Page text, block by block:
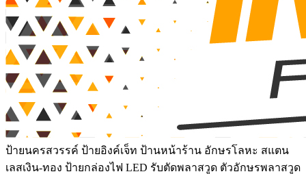
ป้ายนครสวรรค์ ป้ายอิงค์เจ็ท ป้านหน้าร้าน อักษรโลหะ สแตน
เลสเงิน-ทอง ป้ายกล่องไฟ LED รับตัดพลาสวูด ตัวอักษรพลาสวูด